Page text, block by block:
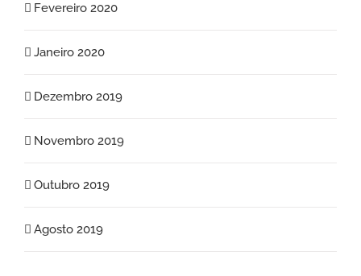
Fevereiro 2020
Janeiro 2020
Dezembro 2019
Novembro 2019
Outubro 2019
Agosto 2019